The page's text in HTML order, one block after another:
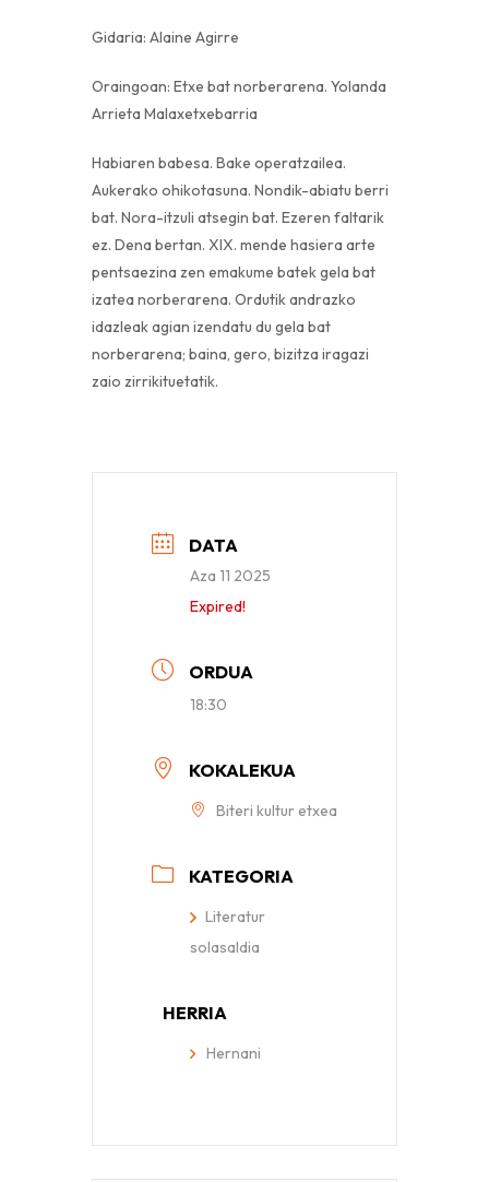
Gidaria: Alaine Agirre
Oraingoan: Etxe bat norberarena. Yolanda
Arrieta Malaxetxebarria
Habiaren babesa. Bake operatzailea.
Aukerako ohikotasuna. Nondik-abiatu berri
bat. Nora-itzuli atsegin bat. Ezeren faltarik
ez. Dena bertan. XIX. mende hasiera arte
pentsaezina zen emakume batek gela bat
izatea norberarena. Ordutik andrazko
idazleak agian izendatu du gela bat
norberarena; baina, gero, bizitza iragazi
zaio zirrikituetatik.
DATA
Aza 11 2025
Expired!
ORDUA
18:30
KOKALEKUA
Biteri kultur etxea
KATEGORIA
Literatur
solasaldia
HERRIA
Hernani